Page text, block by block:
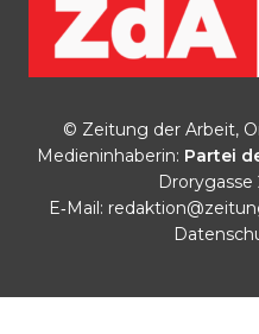
© Zeitung der Arbeit,
Medieninhaberin: Partei
Drorygasse
E‑Mail: